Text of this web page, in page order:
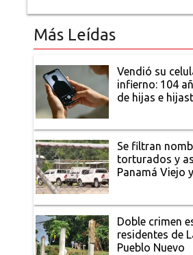
Más Leídas
Vendió su
infierno: 104
de hijas e
Se filtran
torturados y
Panamá Viejo
Doble crimen
residentes de
Pueblo Nuevo